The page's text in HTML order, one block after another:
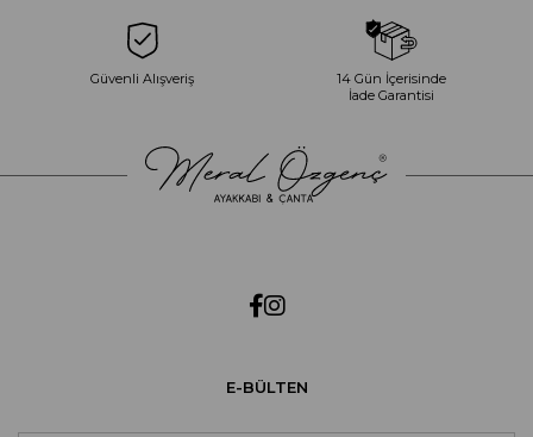
Güvenli Alışveriş
14 Gün İçerisinde
İade Garantisi
E-BÜLTEN